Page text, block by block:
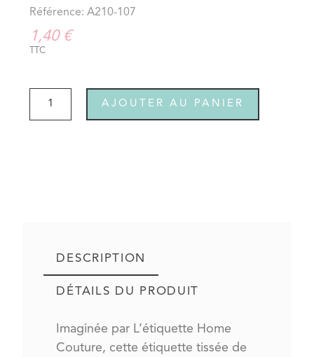
Référence: A210-107
1,40 €
TTC
AJOUTER AU PANIER
DESCRIPTION
DÉTAILS DU PRODUIT
Imaginée par L’étiquette Home
Couture, cette étiquette tissée de